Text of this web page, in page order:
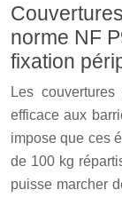
norme NF
fixation
Les
efficace aux
impose que ces
de 100 kg
puisse marcher